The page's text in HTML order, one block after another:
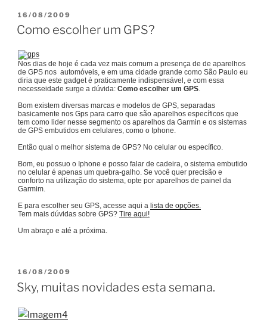
PUBLICADO
EM
16/08/2009
Como escolher um GPS?
Nos dias de hoje é cada vez mais comum a presença de de aparelhos
de GPS nos automóveis, e em uma cidade grande como São Paulo eu
diria que este gadget é praticamente indispensável, e com essa
necesseidade surge a dúvida: Como escolher um GPS.
Bom existem diversas marcas e modelos de GPS, separadas
basicamente nos Gps para carro que são aparelhos específicos que
tem como lider nesse segmento os aparelhos da Garmin e os sistemas
de GPS embutidos em celulares, como o Iphone.
Então qual o melhor sistema de GPS? No celular ou específico.
Bom, eu possuo o Iphone e posso falar de cadeira, o sistema embutido
no celular é apenas um quebra-galho. Se você quer precisão e
conforto na utilização do sistema, opte por aparelhos de painel da
Garmim.
E para escolher seu GPS, acesse aqui a lista de opções.
Tem mais dúvidas sobre GPS? Tire aqui!
Um abraço e até a próxima.
PUBLICADO
EM
16/08/2009
Sky, muitas novidades esta semana.